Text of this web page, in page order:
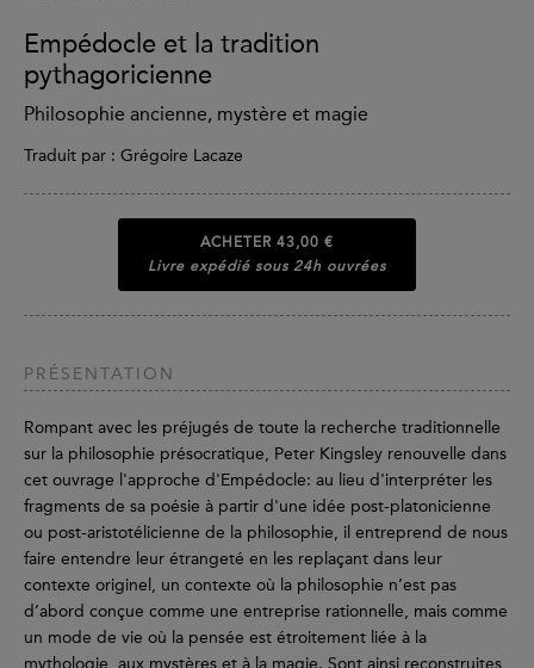
Empédocle et la tradition
pythagoricienne
Philosophie ancienne, mystère et magie
Traduit par : Grégoire Lacaze
ACHETER 43,00 €
Livre expédié sous 24h ouvrées
PRÉSENTATION
Rompant avec les préjugés de toute la recherche traditionnelle
sur la philosophie présocratique, Peter Kingsley renouvelle dans
cet ouvrage l'approche d'Empédocle: au lieu d'interpréter les
fragments de sa poésie à partir d'une idée post-platonicienne
ou post-aristotélicienne de la philosophie, il entreprend de nous
faire entendre leur étrangeté en les replaçant dans leur
contexte originel, un contexte où la philosophie n’est pas
d’abord conçue comme une entreprise rationnelle, mais comme
un mode de vie où la pensée est étroitement liée à la
mythologie, aux mystères et à la magie. Sont ainsi reconstruites